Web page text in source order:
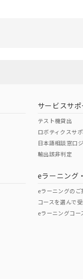
サービスサポ
テスト機貸出
ロボティクスサ
日本語相談窓口
輸出該非判定
eラーニング
eラーニングのご
コースを選んで
eラーニングコー